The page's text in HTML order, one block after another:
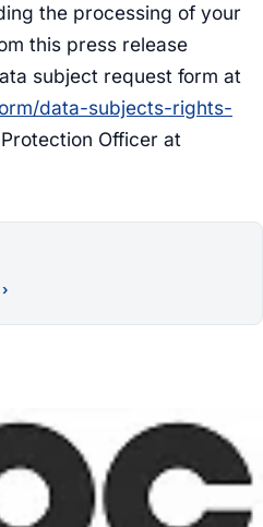
the processing of your
this press release
subject request form at
data-subjects-rights-
Officer at